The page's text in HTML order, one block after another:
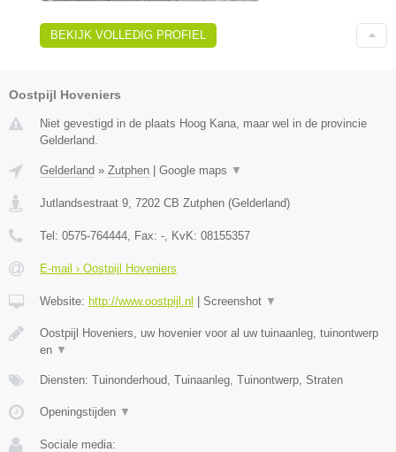
BEKIJK VOLLEDIG PROFIEL
Oostpijl Hoveniers
Niet gevestigd in de plaats Hoog Kana, maar wel in de provincie
Gelderland.
Gelderland » Zutphen Google maps ▼
Jutlandsestraat 9 7202 CB Zutphen (Gelderland)
Tel: 0575-764444 , Fax: - , KvK: 08155357
E-mail › Oostpijl Hoveniers
Website: http://www.oostpijl.nl Screenshot ▼
Oostpijl Hoveniers, uw hovenier voor al uw tuinaanleg, tuinontwerp
en ▼
Diensten: Tuinonderhoud, Tuinaanleg, Tuinontwerp, Straten
Openingstijden ▼
Sociale media: